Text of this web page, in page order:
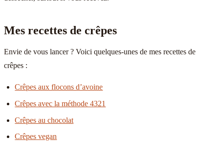
Mes recettes de crêpes
Envie de vous lancer ? Voici quelques-unes de mes recettes de
crêpes :
Crêpes aux flocons d’avoine
Crêpes avec la méthode 4321
Crêpes au chocolat
Crêpes vegan